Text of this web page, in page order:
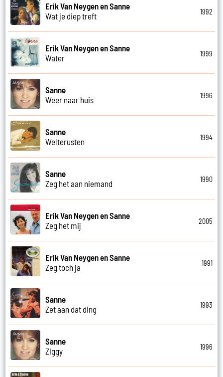
Erik Van Neygen en Sanne
Wat je diep treft
1992
Erik Van Neygen en Sanne
Water
1999
Sanne
Weer naar huis
1996
Sanne
Welterusten
1994
Sanne
Zeg het aan niemand
1990
Erik Van Neygen en Sanne
Zeg het mij
2005
Erik Van Neygen en Sanne
Zeg toch ja
1991
Sanne
Zet aan dat ding
1993
Sanne
Ziggy
1996